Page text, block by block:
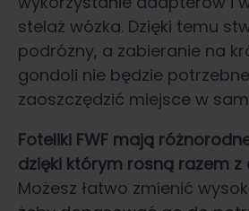
stelaż wózka. Dzięki temu
podróżny, a zabieranie na
gondoli nie będzie
zaoszczędzić miejsce w
Foteliki FWF mają
dzięki którym rosną razem z
Możesz łatwo zmienić